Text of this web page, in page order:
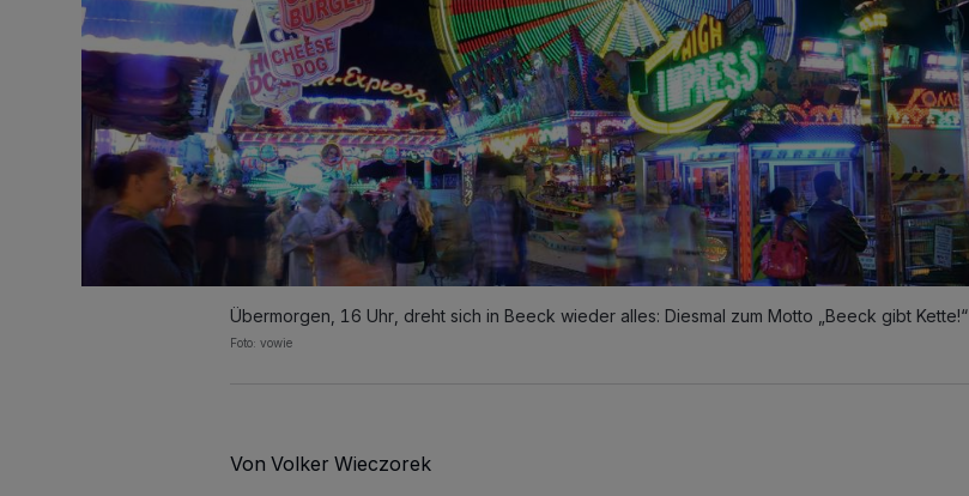
Übermorgen, 16 Uhr, dreht sich in Beeck wieder alles: Diesmal zum Motto „Beeck gibt Kette!“
Foto: vowie
Von Volker Wieczorek